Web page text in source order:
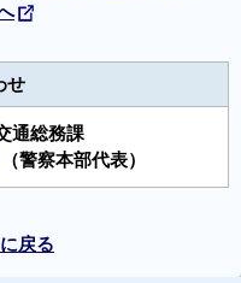
せ
通総務課
警察本部代表）
戻る